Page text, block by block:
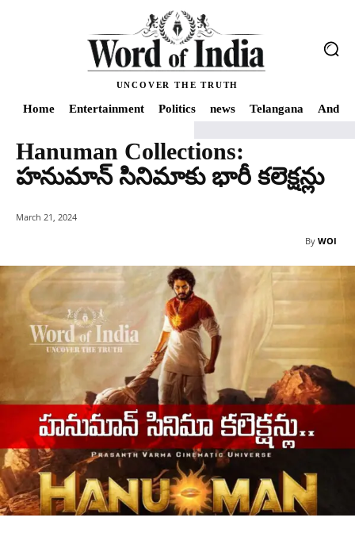
UNCOVER THE TRUTH
Home Entertainment Politics news Telangana
Home news Hanuman Collections: హనుమాన్ సినిమాకు భారీ కలెక్షన్లు
Hanuman Collections:
హనుమాన్ సినిమాకు భారీ కలెక్షన్లు
March 21, 2024
By WOI